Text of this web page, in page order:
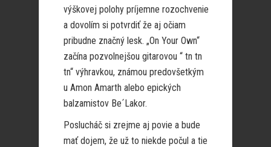
výškovej polohy príjemne rozochvenie
a dovolím si potvrdiť že aj očiam
pribudne značný lesk. „On Your Own“
začína pozvolnejšou gitarovou “ tn tn
tn“ výhravkou, známou predovšetkým
u Amon Amarth alebo epických
balzamistov Be´Lakor.
Poslucháč si zrejme aj povie a bude
mať dojem, že už to niekde počul a tie